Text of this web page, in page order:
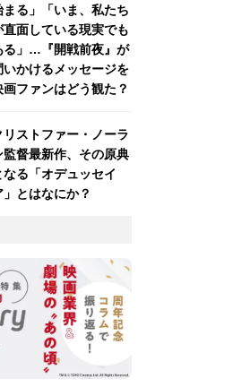
まる」「いま、私たち
直面している現実でも
る」…『開戦前夜』が
いかけるメッセージを
画ファンはどう観た？
リストファー・ノーラ
監督最新作、その原典
なる「オデュッセイ
」とはなにか？